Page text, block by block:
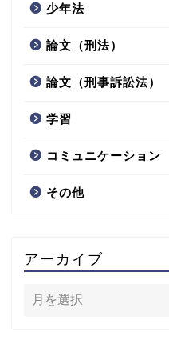
少年法
論文（刑法）
論文（刑事訴訟法）
学習
コミュニケーション
その他
アーカイブ